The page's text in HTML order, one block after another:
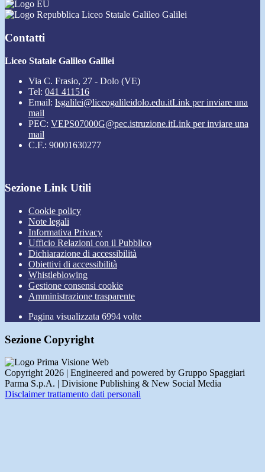
Liceo Statale Galileo Galilei
Contatti
Liceo Statale Galileo Galilei
Via C. Frasio, 27 - Dolo (VE)
Tel: 041 411516
Email: lsgalilei@liceogalileidolo.edu.itLink per inviare una
mail
PEC: VEPS07000G@pec.istruzione.itLink per inviare una
mail
C.F.: 90001630277
Sezione Link Utili
Cookie policy
Note legali
Informativa Privacy
Ufficio Relazioni con il Pubblico
Dichiarazione di accessibilità
Obiettivi di accessibilità
Whistleblowing
Gestione consensi cookie
Amministrazione trasparente
Pagina visualizzata 6994 volte
Sezione Copyright
Copyright 2026 | Engineered and powered by Gruppo Spaggiari
Parma S.p.A. | Divisione Publishing & New Social Media
Disclaimer trattamento dati personali